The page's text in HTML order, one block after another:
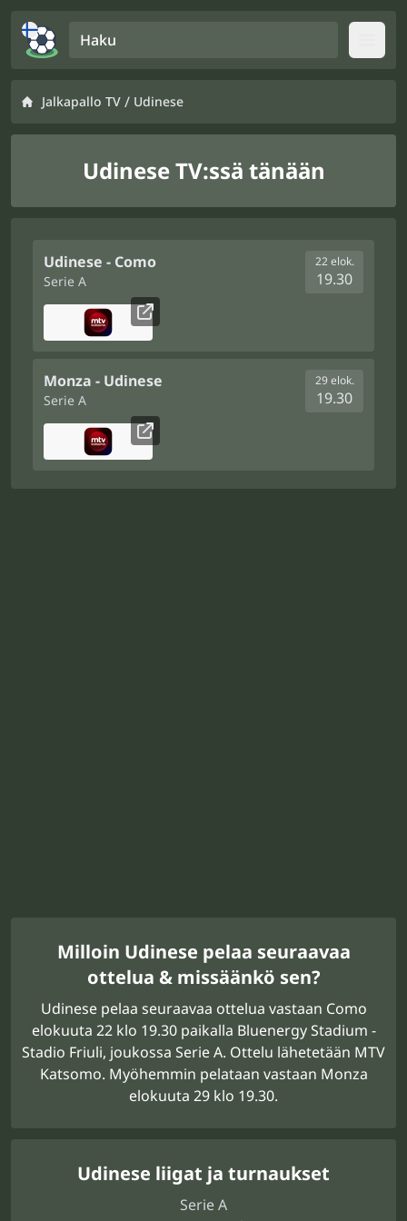
Jalkapallo TV / Udinese
Udinese TV:ssä tänään
Udinese - Como
Serie A
22 elok.
19.30
Monza - Udinese
Serie A
29 elok.
19.30
Milloin Udinese pelaa seuraavaa
ottelua & missäänkö sen?
Udinese pelaa seuraavaa ottelua vastaan Como
elokuuta 22 klo 19.30 paikalla Bluenergy Stadium -
Stadio Friuli, joukossa Serie A. Ottelu lähetetään MTV
Katsomo. Myöhemmin pelataan vastaan Monza
elokuuta 29 klo 19.30.
Udinese liigat ja turnaukset
Serie A